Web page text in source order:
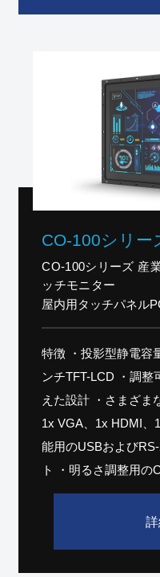
CO-100シリー
CO-100シリーズ 産
ッチモニター
屋内用タッチパネル
特徴 ・投影型静電容量式タッチパネル搭載19～24イ
ンチTFT-LCD ・調
えた設計 ・さまざま
1x VGA、1x HDMI、
能用のUSBおよび
ト ・明るさ調整用の
Cincoze特許CDS技
IP65準拠 ・フラット